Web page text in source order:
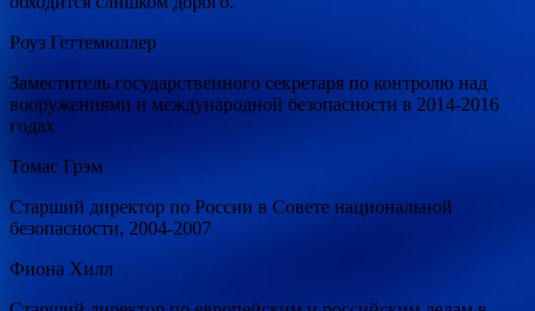
Роуз Геттемюллер
Заместитель государственного секретаря по контролю над
вооружениями и международной безопасности в 2014-2016
годах
Томас Грэм
Старший директор по России в Совете национальной
безопасности, 2004-2007
Фиона Хилл